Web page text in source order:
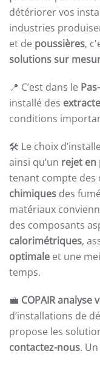
détériorer vos
industries
et de poussières,
solutions sur
📍 C’est dans le
installé des
conditions
🛠️ Le choix
ainsi qu’un rejet en
tenant compte des
chimiques des
matériaux
des composants
calorimétriques,
optimale et une
temps.
💼 COPAIR analyse
d’installations de
propose les
contactez-nous.